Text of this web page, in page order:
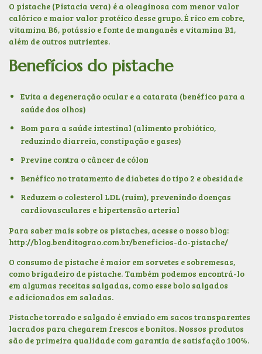
O pistache (Pistacia vera) é a oleaginosa com menor valor
calórico e maior valor protéico desse grupo. É rico em cobre,
vitamina B6, potássio e fonte de manganês e vitamina B1,
além de outros nutrientes.
Benefícios do pistache
Evita a degeneração ocular e a catarata (benéfico para a
saúde dos olhos)
Bom para a saúde intestinal (alimento probiótico,
reduzindo diarreia, constipação e gases)
Previne contra o câncer de cólon
Benéfico no tratamento de diabetes do tipo 2 e obesidade
Reduzem o colesterol LDL (ruim), prevenindo doenças
cardiovasculares e hipertensão arterial
Para saber mais sobre os pistaches, acesse o nosso blog:
http://blog.benditograo.com.br/beneficios-do-pistache/
O consumo de pistache é maior em sorvetes e sobremesas,
como brigadeiro de pistache. Também podemos encontrá-lo
em algumas receitas salgadas, como esse bolo salgados
e adicionados em saladas.
Pistache torrado e salgado é enviado em sacos transparentes
lacrados para chegarem frescos e bonitos. Nossos produtos
são de primeira qualidade com garantia de satisfação 100%.